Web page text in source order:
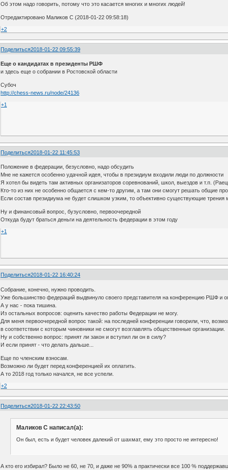
Об этом надо говорить, потому что это касается многих и многих людей!
Отредактировано Маликов С (2018-01-22 09:58:18)
+2
Поделиться2018-01-22 09:55:39
Еще о кандидатах в президенты РШФ
и здесь еще о собрании в Ростовской области
Субоч
http://chess-news.ru/node/24136
+1
Поделиться2018-01-22 11:45:53
Положение в федерации, безусловно, надо обсудить
Мне не кажется особенно удачной идея, чтобы в президиум входили люди по должности
Я хотел бы видеть там активных организаторов соревнований, школ, выездов и т.п.
Кто-то из них не особенно общается с кем-то другим, а там они смогут решать общие
Если состав президиума не будет слишком узким, то объективно существующие
Ну и финансовый вопрос, бузусловно, первоочередной
Откуда будут браться деньги на деятельность федерации в этом году
+1
Поделиться2018-01-22 16:40:24
Собрание, конечно, нужно проводить.
Уже большинство федераций выдвинуло своего представителя на конференцию РШФ и
А у нас - пока тишина.
Из остальных вопросов: оценить качество работы Федерации не могу.
Для меня первоочередной вопрос такой: на последней конференции говорили, что,
в соответствии с которым чиновники не смогут возглавлять общественные организации.
Ну и собственно вопрос: принят ли закон и вступил ли он в силу?
И если принят - что делать дальше...
Еще по членским взносам.
Возможно ли будет перед конференцией их оплатить.
А то 2018 год только начался, не все успели.
+2
Поделиться2018-01-22 22:43:50
Маликов С написал(а):
Он был, есть и будет человек далекий от шахмат, ему это просто не интересно!
А кто его избирал? Было не 60, не 70, и даже не 90% а практически все 100 %